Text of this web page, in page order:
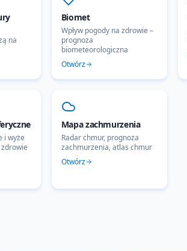
na
Biomet
Wpływ pogody na zdrowie –
prognoza
biometeorologiczna
Otwórz
i wyże
zdrowie
Mapa zachmurzenia
Radar chmur, prognoza
zachmurzenia, atlas chmur
Otwórz